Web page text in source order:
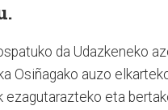
da Udazkeneko
Osiñagako auzo
ezagutarazteko eta